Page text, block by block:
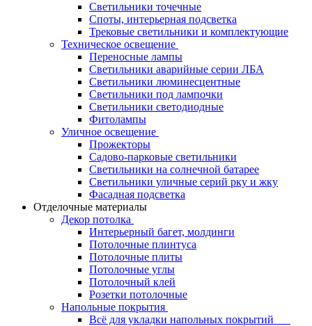
Светильники точечные
Споты, интерьерная подсветка
Трековые светильники и комплектующие
Техническое освещение
Переносные лампы
Светильники аварийные серии ЛБА
Светильники люминесцентные
Светильники под лампочки
Светильники светодиодные
Фитолампы
Уличное освещение
Прожекторы
Садово-парковые светильники
Светильники на солнечной батарее
Светильники уличные серий рку и жку
Фасадная подсветка
Отделочные материалы
Декор потолка
Интерьерный багет, молдинги
Потолочные плинтуса
Потолочные плиты
Потолочные углы
Потолочный клей
Розетки потолочные
Напольные покрытия
Всё для укладки напольных покрытий